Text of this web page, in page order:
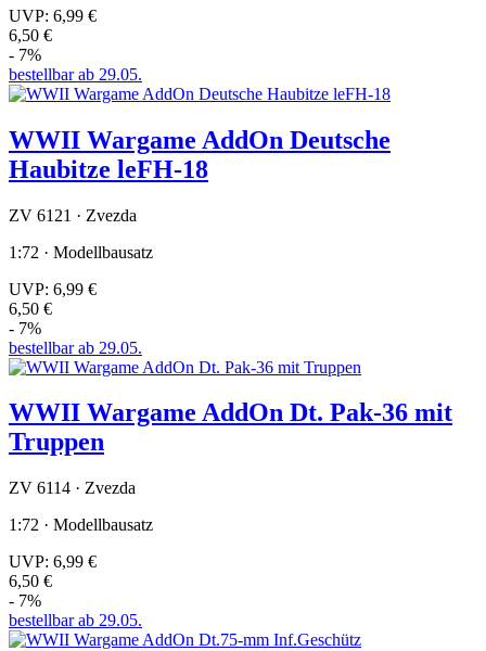
UVP: 6,99 €
6,50 €
- 7%
bestellbar ab 29.05.
WWII Wargame AddOn Deutsche
Haubitze leFH-18
ZV 6121 · Zvezda
1:72 · Modellbausatz
UVP: 6,99 €
6,50 €
- 7%
bestellbar ab 29.05.
WWII Wargame AddOn Dt. Pak-36 mit
Truppen
ZV 6114 · Zvezda
1:72 · Modellbausatz
UVP: 6,99 €
6,50 €
- 7%
bestellbar ab 29.05.